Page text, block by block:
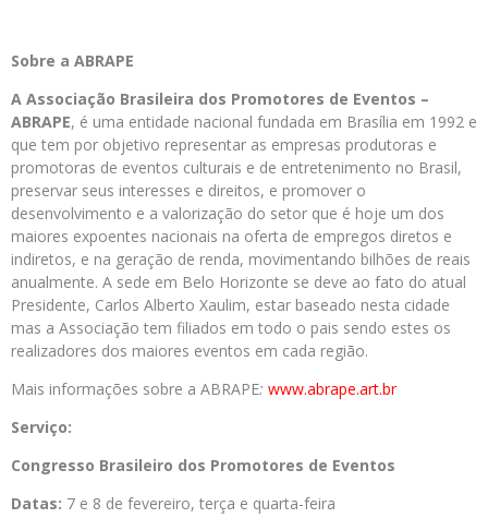
Sobre a ABRAPE
A Associação Brasileira dos Promotores de Eventos –
ABRAPE, é uma entidade nacional fundada em Brasília em 1992 e
que tem por objetivo representar as empresas produtoras e
promotoras de eventos culturais e de entretenimento no Brasil,
preservar seus interesses e direitos, e promover o
desenvolvimento e a valorização do setor que é hoje um dos
maiores expoentes nacionais na oferta de empregos diretos e
indiretos, e na geração de renda, movimentando bilhões de reais
anualmente. A sede em Belo Horizonte se deve ao fato do atual
Presidente, Carlos Alberto Xaulim, estar baseado nesta cidade
mas a Associação tem filiados em todo o pais sendo estes os
realizadores dos maiores eventos em cada região.
Mais informações sobre a ABRAPE: www.abrape.art.br
Serviço:
Congresso Brasileiro dos Promotores de Eventos
Datas: 7 e 8 de fevereiro, terça e quarta-feira